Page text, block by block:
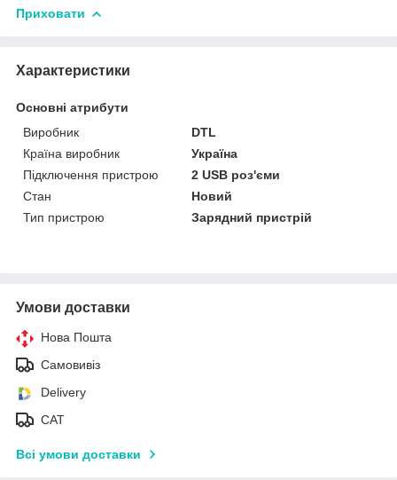
Приховати
Характеристики
Основні атрибути
Виробник
DTL
Країна виробник
Україна
Підключення пристрою
2 USB роз'єми
Стан
Новий
Тип пристрою
Зарядний пристрій
Умови доставки
Нова Пошта
Самовивіз
Delivery
САТ
Всі умови доставки